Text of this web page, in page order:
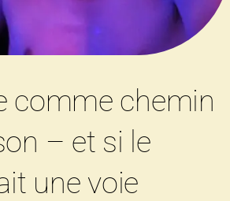
comme chemin
– et si le
une voie